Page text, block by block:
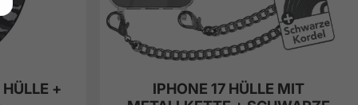
+
IPHONE 17 HÜLLE MIT